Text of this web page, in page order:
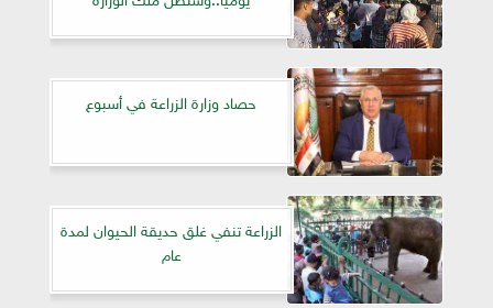
حصاد وزارة الزراعة في أسبوع
الزراعة تنفي غلق حديقة الحيوان لمدة
عام